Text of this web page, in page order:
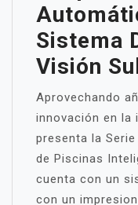
Sistema
Visión
Aprovechando
innovación en la
presenta la
de Piscinas
cuenta con un
con un